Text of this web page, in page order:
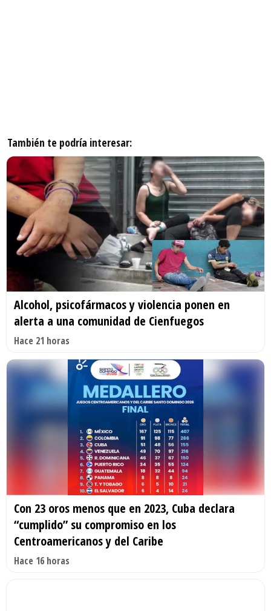
También te podría interesar:
Alcohol, psicofármacos y violencia ponen en
alerta a una comunidad de Cienfuegos
Hace 21 horas
Con 23 oros menos que en 2023, Cuba declara
“cumplido” su compromiso en los
Centroamericanos y del Caribe
Hace 16 horas